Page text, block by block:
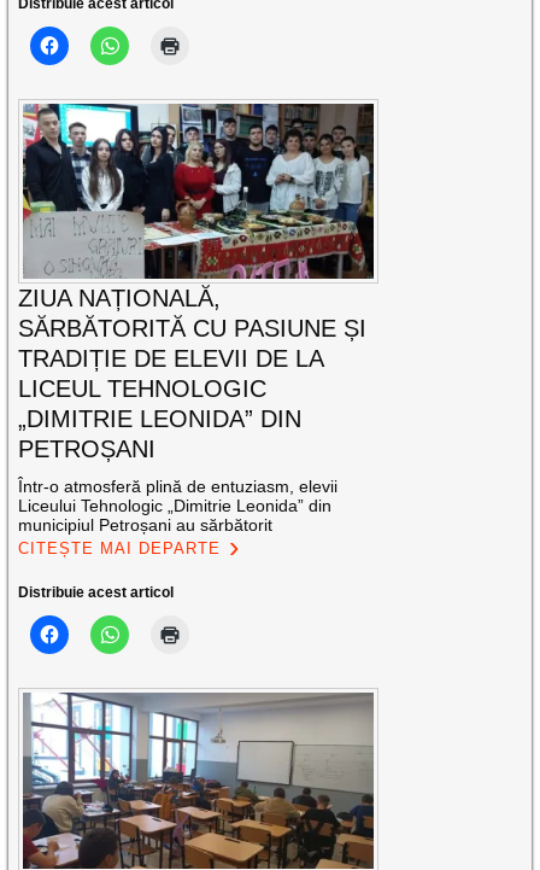
ZIUA NAȚIONALĂ,
SĂRBĂTORITĂ CU PASIUNE ȘI
TRADIȚIE DE ELEVII DE LA
LICEUL TEHNOLOGIC
„DIMITRIE LEONIDA” DIN
PETROȘANI
Într-o atmosferă plină de entuziasm, elevii
Liceului Tehnologic „Dimitrie Leonida” din
municipiul Petroșani au sărbătorit
CITEȘTE MAI DEPARTE
Distribuie acest articol